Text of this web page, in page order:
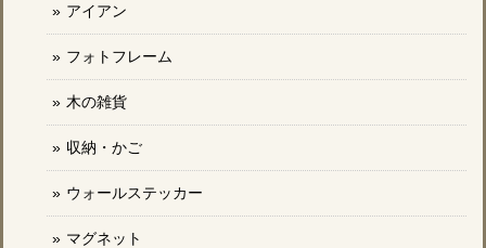
アイアン
フォトフレーム
木の雑貨
収納・かご
ウォールステッカー
マグネット